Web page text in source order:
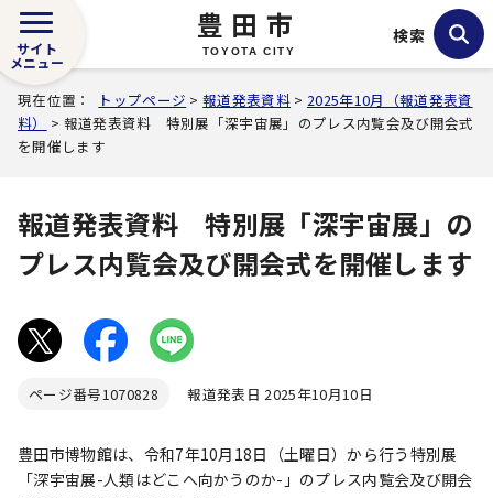
豊田市
TOYOTA CITY
サイト
メニュー
検索
現在位置： トップページ >報道発表資料 >2025年10月（報道発表資
料）
> 報道発表資料 特別展「深宇宙展」のプレス内覧会及び開会式
を開催します
報道発表資料 特別展「深宇宙展」の
プレス内覧会及び開会式を開催します
ページ番号1070828 報道発表日 2025年10月10日
豊田市博物館は、令和7年10月18日（土曜日）から行う特別展
「深宇宙展-人類はどこへ向かうのか-」のプレス内覧会及び開会